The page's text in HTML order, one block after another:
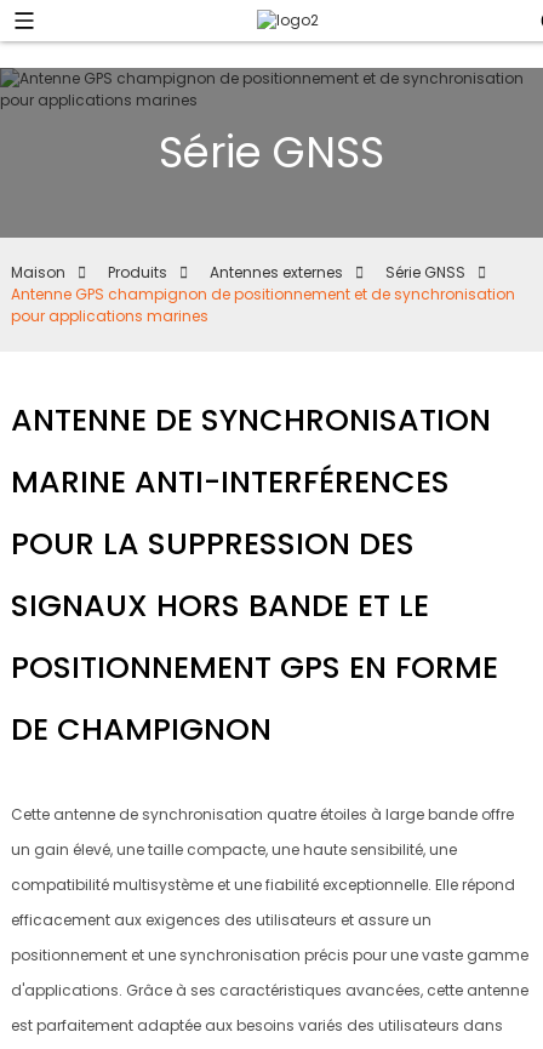
Série GNSS
Maison Produits Antennes externes
Série GNSS
Antenne GPS champignon de positionnement et de synchronisation
pour applications marines
ANTENNE DE SYNCHRONISATION
MARINE ANTI-INTERFÉRENCES
POUR LA SUPPRESSION DES
SIGNAUX HORS BANDE ET LE
POSITIONNEMENT GPS EN FORME
DE CHAMPIGNON
Cette antenne de synchronisation quatre étoiles à large bande offre
un gain élevé, une taille compacte, une haute sensibilité, une
compatibilité multisystème et une fiabilité exceptionnelle. Elle répond
efficacement aux exigences des utilisateurs et assure un
positionnement et une synchronisation précis pour une vaste gamme
d'applications. Grâce à ses caractéristiques avancées, cette antenne
est parfaitement adaptée aux besoins variés des utilisateurs dans